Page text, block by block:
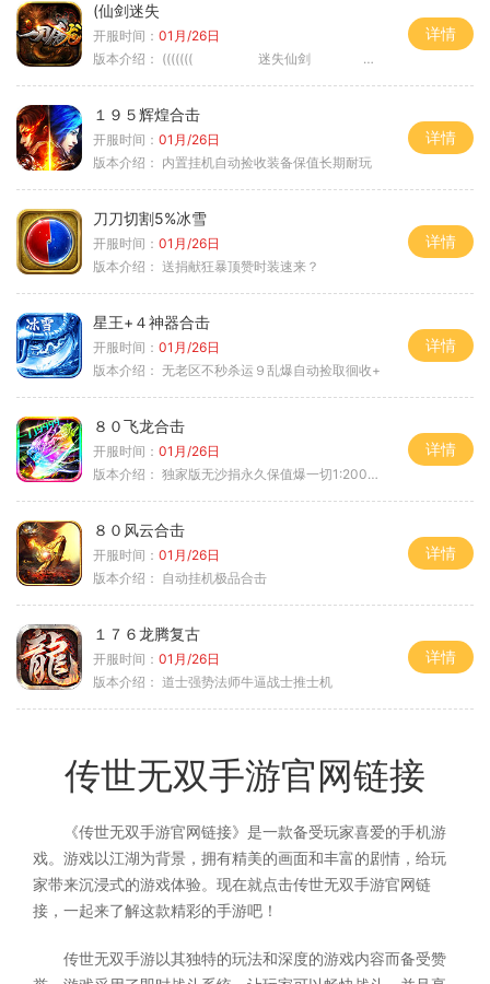
(仙剑迷失
开服时间： 01月/26日
版本介绍： ((((((( 迷失仙剑 )))))
详情
１９５辉煌合击
开服时间： 01月/26日
版本介绍： 内置挂机自动捡收装备保值长期耐玩
详情
刀刀切割5%冰雪
开服时间： 01月/26日
版本介绍： 送捐献狂暴顶赞时装速来？
详情
星王+４神器合击
开服时间： 01月/26日
版本介绍： 无老区不秒杀运９乱爆自动捡取徊收+
详情
８０飞龙合击
开服时间： 01月/26日
版本介绍： 独家版无沙捐永久保值爆一切1:2000回2
详情
８０风云合击
开服时间： 01月/26日
版本介绍： 自动挂机极品合击
详情
１７６龙腾复古
开服时间： 01月/26日
版本介绍： 道士强势法师牛逼战士推士机
详情
传世无双手游官网链接
《传世无双手游官网链接》是一款备受玩家喜爱的手机游
戏。游戏以江湖为背景，拥有精美的画面和丰富的剧情，给玩
家带来沉浸式的游戏体验。现在就点击传世无双手游官网链
接，一起来了解这款精彩的手游吧！
传世无双手游以其独特的玩法和深度的游戏内容而备受赞